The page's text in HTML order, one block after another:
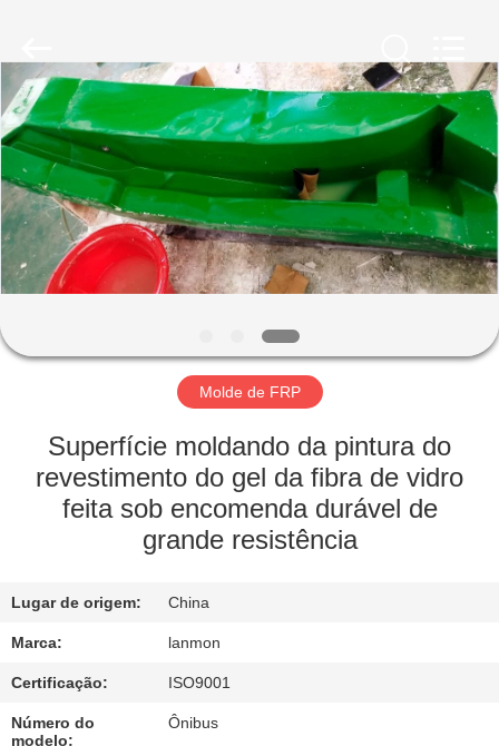
CASA
PRODUTOS
SOBRE
NÓS
EXCURSÃO
FÁBRICA
CONTROLE
CONTACTE-
NOS
Reserved.
Developed
ECER
Molde de FRP
Superfície moldando da pintura do
revestimento do gel da fibra de vidro
feita sob encomenda durável de
grande resistência
Lugar de origem: China
Marca: lanmon
Certificação: ISO9001
Número do
modelo:
Ônibus